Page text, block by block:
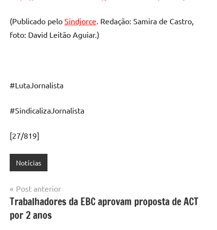
(Publicado pelo Sindjorce . Redação: Samira de Castro,
foto: David Leitão Aguiar.)
#LutaJornalista
#SindicalizaJornalista
[27/819]
Notícias
Navegação
de
Post
Post anterior
Trabalhadores da EBC aprovam proposta de ACT
por 2 anos